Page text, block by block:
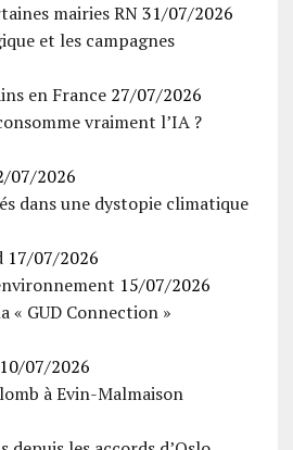
mairies RN 31/07/2026
et les campagnes
en France 27/07/2026
vraiment l’IA ?
07/2026
dans une dystopie climatique
17/07/2026
15/07/2026
« GUD Connection »
10/07/2026
à Evin-Malmaison